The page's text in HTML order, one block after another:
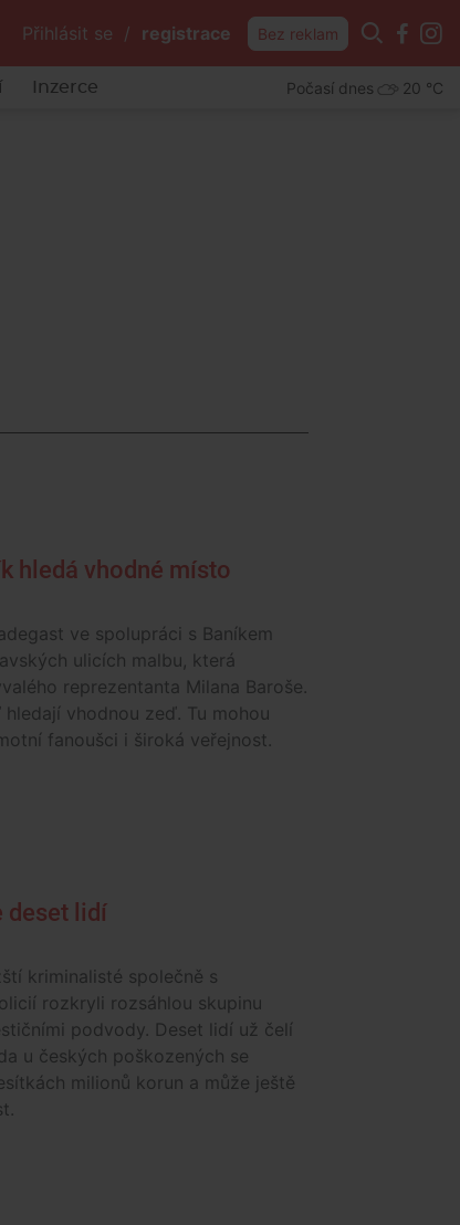
Přihlásit se / registrace Bez reklam
Inzerce Počasí dnes 20 °C
hledá vhodné místo
ve spolupráci s Baníkem
ulicích malbu, která
reprezentanta Milana Baroše.
hledají vhodnou zeď. Tu mohou
fanoušci i široká veřejnost.
deset lidí
kriminalisté společně s
rozkryli rozsáhlou skupinu
podvody. Deset lidí už čelí
u českých poškozených se
milionů korun a může ještě